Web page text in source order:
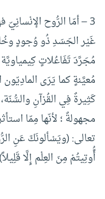
3 – أمّا الرُّوح
غَيْر الجَسَدِ ذُو وُجودٍ
مُجَرَّدَ تَفَاعُلاتٍ
مُعيَّنةٍ كما يَرَى
كَثِيرةٌ فِي القُرْآنِ
مجهولةٌ ؛ لأنّها مِمّا
تعالى: (ويَسْألونَكَ عَنِ
أًُوتِيتُمْ مِنَ العِلْم إِلَّا